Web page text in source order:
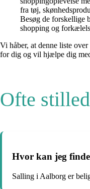
fra tøj,
Besøg de forskellige
shopping og
Vi håber, at denne liste
for dig og vil hjælpe dig
Ofte
Hvor kan jeg
Salling i Aalborg er